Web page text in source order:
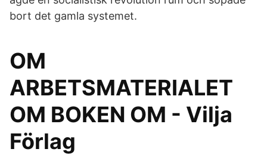
bort det gamla systemet.
OM
ARBETSMATERIALET
OM BOKEN OM - Vilja
Förlag